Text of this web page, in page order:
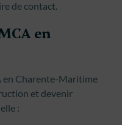
de contact.
en
en Charente-Maritime
et devenir
: